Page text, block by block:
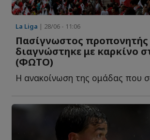
La Liga | 28/06 - 11:06
Πασίγνωστος προπονητής
διαγνώστηκε με καρκίνο
(ΦΩΤΟ)
Η ανακοίνωση της ομάδας που